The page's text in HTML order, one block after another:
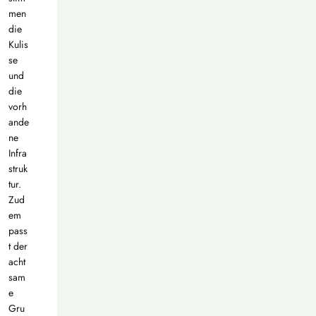
men
die
Kulis
se
und
die
vorh
ande
ne
Infra
struk
tur.
Zud
em
pass
t der
acht
sam
e
Gru